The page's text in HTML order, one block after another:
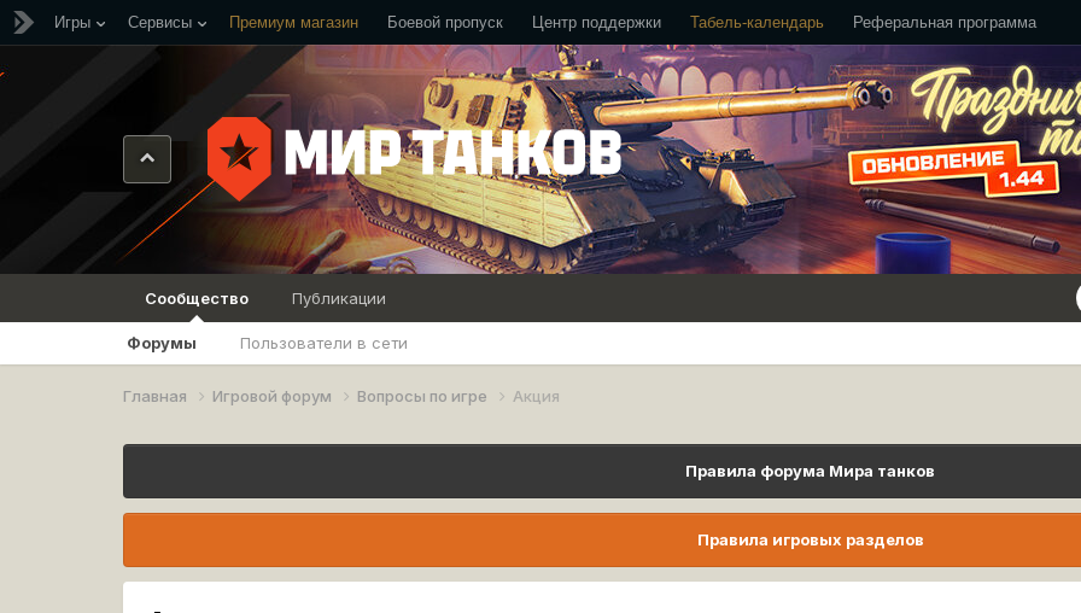
Игры Сервисы Премиум магазин Боевой пропуск Центр поддержки Табель-календарь Реферальная программа
Сообщество
Форумы Пользователи в сети
Публикации
Главная Игровой форум Вопросы по игре Акция
Правила форума Мира танков
Правила игровых разделов